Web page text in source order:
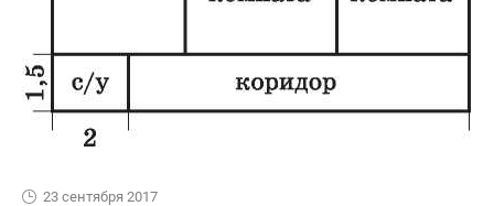
23 сентября 2017